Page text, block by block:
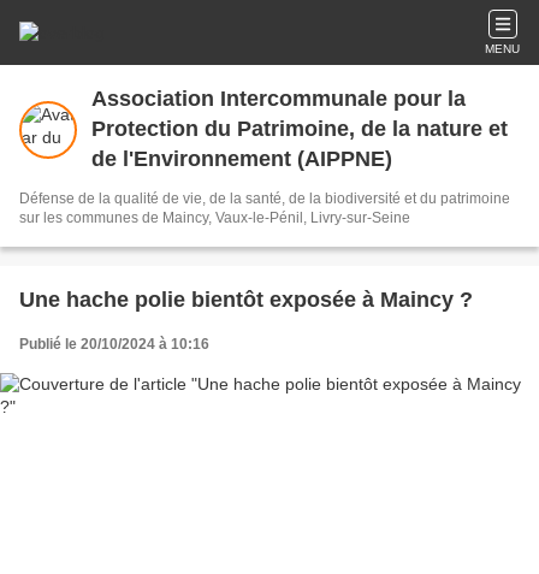
MENU
Association Intercommunale pour la
Protection du Patrimoine, de la nature et
de l'Environnement (AIPPNE)
Défense de la qualité de vie, de la santé, de la biodiversité et du patrimoine
sur les communes de Maincy, Vaux-le-Pénil, Livry-sur-Seine
Une hache polie bientôt exposée à Maincy ?
Publié le 20/10/2024 à 10:16